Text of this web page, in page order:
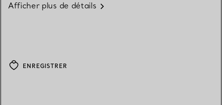
Afficher plus de détails
ENREGISTRER